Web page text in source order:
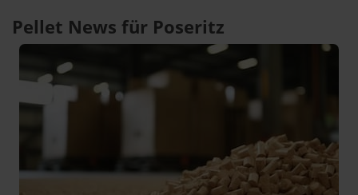
Pellet News für Poseritz